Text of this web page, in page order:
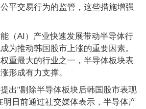
平交易行为的监管，这些措施增强
（AI）产业快速发展带动半导体行
为推动韩国股市上涨的重要因素。
重最大的行业之一，半导体板块表
形成有力支撑。
出"剔除半导体板块后韩国股市表现
明日前通过社交媒体表示，半导体产